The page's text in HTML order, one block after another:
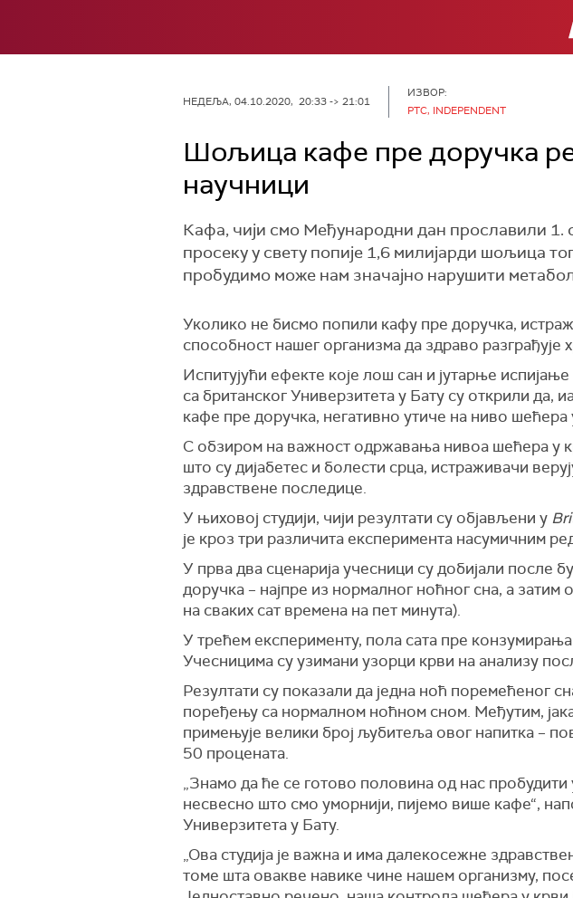
НЕДЕЉА, 04.10.2020, 20:33 -> 21:01
ИЗВОР:
РТС, INDEPENDENT
Шољица кафе пре доручка
научници
Кафа, чији смо Међународни дан прославили 1.
просеку у свету попије 1,6 милијарди шољица
пробудимо може нам значајно нарушити
Уколико не бисмо попили кафу пре доручка,
способност нашег организма да здраво
Испитујући ефекте које лош сан и јутарње
са британског Универзитета у Бату су открили да,
кафе пре доручка, негативно утиче на ниво шећера
С обзиром на важност одржавања нивоа шећера у
што су дијабетес и болести срца, истраживачи
здравствене последице.
У њиховој студији, чији резултати су објављени у
је кроз три различита експеримента насумичним
У прва два сценарија учесници су добијали после
доручка – најпре из нормалног ноћног сна, а
на сваких сат времена на пет минута).
У трећем експерименту, пола сата пре конзумирања
Учесницима су узимани узорци крви на анализу
Резултати су показали да једна ноћ поремећеног
поређењу са нормалном ноћном сном. Међутим,
примењује велики број љубитеља овог напитка –
50 процената.
„Знамо да ће се готово половина од нас
несвесно што смо уморнији, пијемо више кафе“,
Универзитета у Бату.
„Ова студија је важна и има далекосежне
томе шта овакве навике чине нашем организму,